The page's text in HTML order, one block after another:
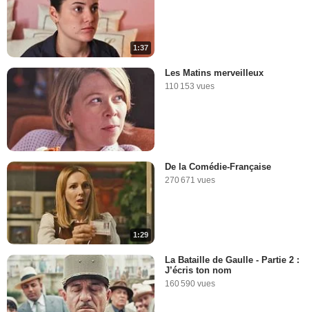
1:37
Les Matins merveilleux
110 153 vues
1:29
De la Comédie-Française
270 671 vues
La Bataille de Gaulle - Partie 2 :
J’écris ton nom
160 590 vues